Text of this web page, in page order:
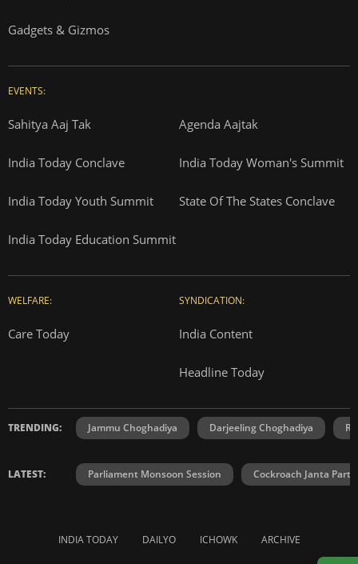
Gadgets & Gizmos
EVENTS:
Sahitya Aaj Tak Agenda Aajtak
India Today Conclave India Today Woman's Summit
India Today Youth Summit State Of The States Conclave
India Today Education Summit
WELFARE:
Care Today
SYNDICATION:
India Content
Headline Today
TRENDING: Jammu Choghadiya Darjeeling Choghadiya
LATEST: Parliament Monsoon Session Cockroach Janta
INDIA TODAY DAILYO ICHOWK ARCHIVE